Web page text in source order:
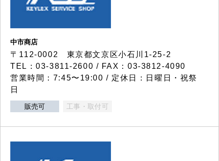
中市商店
〒112-0002 東京都文京区小石川1-25-2
TEL：03-3811-2600 / FAX：03-3812-4090
営業時間：7:45〜19:00 / 定休日：日曜日・祝祭
日
販売可 工事・取付可